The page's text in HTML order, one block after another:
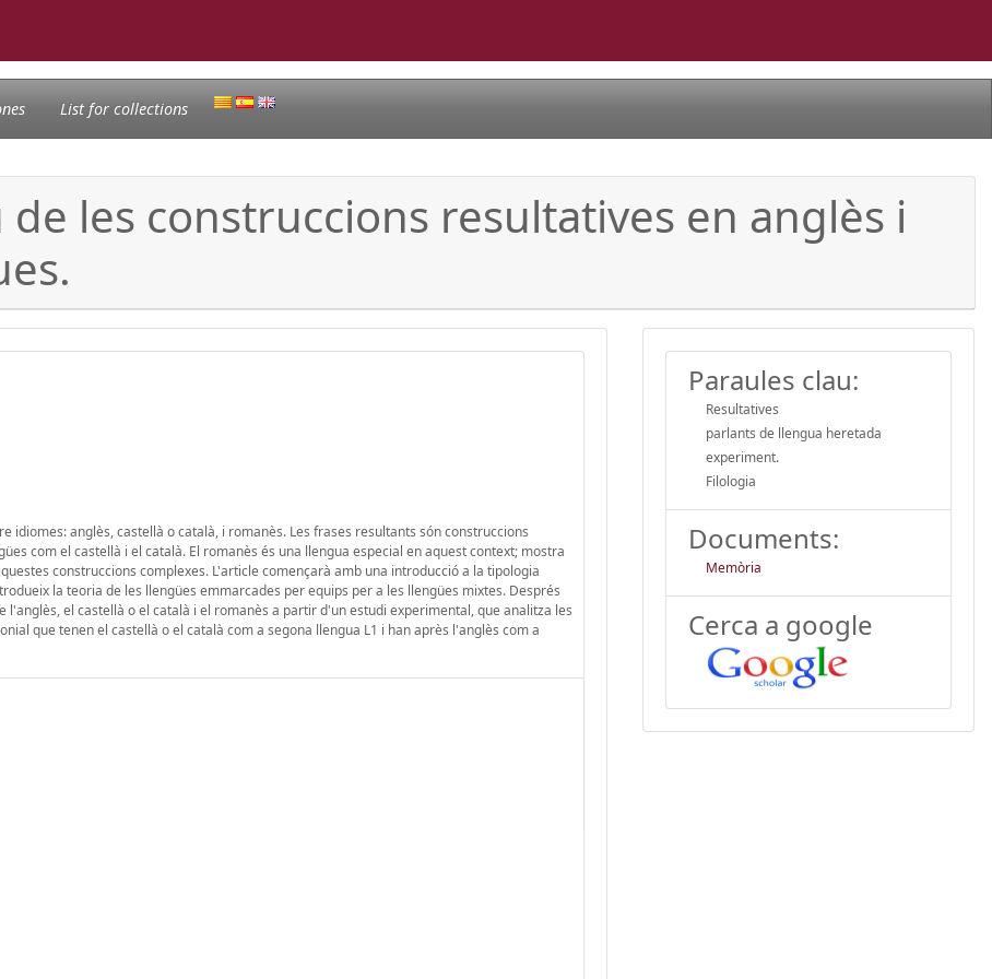
List for collections
les construccions resultatives en anglès i
idiomes: anglès, castellà o català, i romanès. Les frases resultants són construccions
com el castellà i el català. El romanès és una llengua especial en aquest context; mostra
construccions complexes. L'article començarà amb una introducció a la tipologia
la teoria de les llengües emmarcades per equips per a les llengües mixtes. Després
el castellà o el català i el romanès a partir d'un estudi experimental, que analitza les
que tenen el castellà o el català com a segona llengua L1 i han après l'anglès com a
Paraules clau:
Resultatives
parlants de llengua heretada
experiment.
Filologia
Documents:
Memòria
Cerca a google